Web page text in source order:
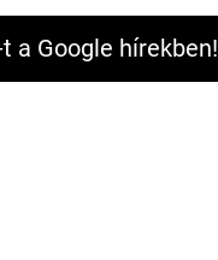
a Google hírekben!